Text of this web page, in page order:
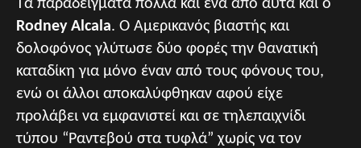
Τα παραδείγματα πολλά και ένα από αυτά και ο
Rodney Alcala. Ο Αμερικανός βιαστής και
δολοφόνος γλύτωσε δύο φορές την θανατική
καταδίκη για μόνο έναν από τους φόνους του,
ενώ οι άλλοι αποκαλύφθηκαν αφού είχε
προλάβει να εμφανιστεί και σε τηλεπαιχνίδι
τύπου “Ραντεβού στα τυφλά” χωρίς να τον